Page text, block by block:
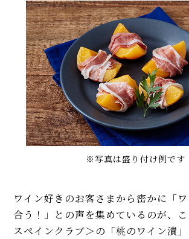
※写真は盛り付け例です
ワイン好きのお客さまから密かに「
合う！」との声を集めているのが、
スペインクラブ＞の「桃のワイン漬